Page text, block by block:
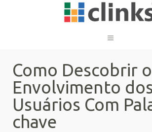
Como Descobrir o
Envolvimento
Usuários Com
chave